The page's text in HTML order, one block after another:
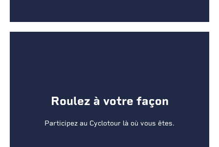
Roulez à votre façon
Participez au Cyclotour là où vous êtes.